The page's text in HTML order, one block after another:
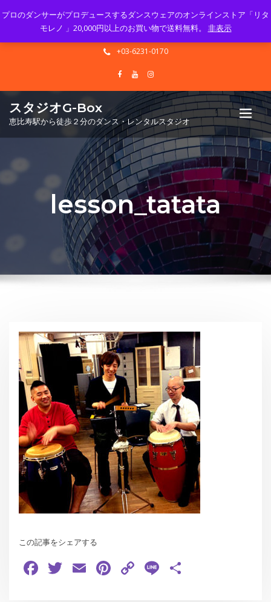
Mon - Sun 10.00 - 23.00
info@gbox-tango.com
+03-6231-0170
スタジオG-Box
恵比寿駅から徒歩２分のダンス・レンタルスタジオ
lesson_tatata
この記事をシェアする
Facebook
Twitter
EmailPinterest
Copy
Line
プロのダンサーがプロデュースするダンスウェアのオンラインストア「リタ
モレノ 」20,000円以上のお買い物で送料無料。 非表示